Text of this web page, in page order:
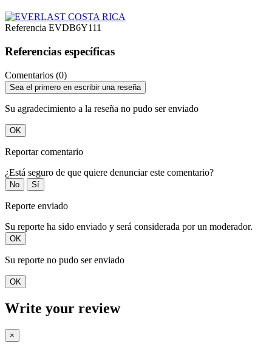
Referencia EVDB6Y111
Referencias específicas
Comentarios (0)
Sea el primero en escribir una reseña
Su agradecimiento a la reseña no pudo ser enviado
OK
Reportar comentario
¿Está seguro de que quiere denunciar este comentario?
No Sí
Reporte enviado
Su reporte ha sido enviado y será considerada por un moderador.
OK
Su reporte no pudo ser enviado
OK
Write your review
×